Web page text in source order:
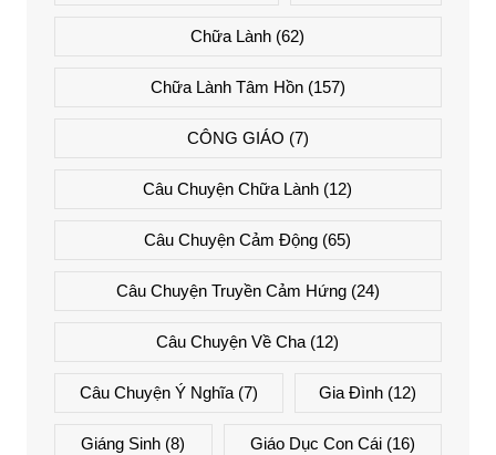
Chữa Lành (62)
Chữa Lành Tâm Hồn(157)
CÔNG GIÁO (7)
Câu Chuyện Chữa Lành (12)
Câu Chuyện Cảm Động (65)
Câu Chuyện Truyền Cảm Hứng(24)
Câu Chuyện Về Cha (12)
Câu Chuyện Ý Nghĩa(7) Gia Đình (12)
Giáng Sinh (8) Giáo Dục Con Cái(16)